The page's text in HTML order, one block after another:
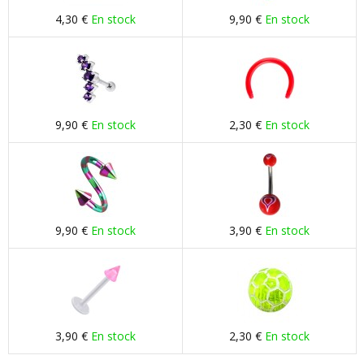
4,30 € En stock 9,90 € En stock
9,90 € En stock 2,30 € En stock
9,90 € En stock 3,90 € En stock
3,90 € En stock 2,30 € En stock